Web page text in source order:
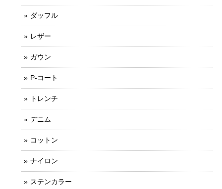
ダッフル
レザー
ガウン
P-コート
トレンチ
デニム
コットン
ナイロン
ステンカラー